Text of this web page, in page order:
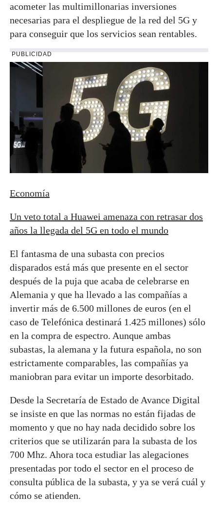
acometer las multimillonarias inversiones
necesarias para el despliegue de la red del 5G y
para conseguir que los servicios sean rentables.
PUBLICIDAD
Economía
Un veto total a Huawei amenaza con retrasar dos
años la llegada del 5G en todo el mundo
El fantasma de una subasta con precios
disparados está más que presente en el sector
después de la puja que acaba de celebrarse en
Alemania y que ha llevado a las compañías a
invertir más de 6.500 millones de euros (en el
caso de Telefónica destinará 1.425 millones) sólo
en la compra de espectro. Aunque ambas
subastas, la alemana y la futura española, no son
estrictamente comparables, las compañías ya
maniobran para evitar un importe desorbitado.
Desde la Secretaría de Estado de Avance Digital
se insiste en que las normas no están fijadas de
momento y que no hay nada decidido sobre los
criterios que se utilizarán para la subasta de los
700 Mhz. Ahora toca estudiar las alegaciones
presentadas por todo el sector en el proceso de
consulta pública de la subasta, y ya se verá cuál y
cómo se atienden.